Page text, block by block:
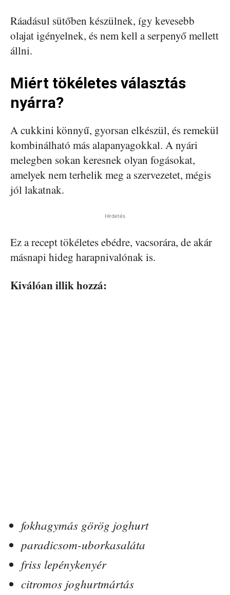
Ráadásul sütőben készülnek, így kevesebb
olajat igényelnek, és nem kell a serpenyő mellett
állni.
Miért tökéletes választás
nyárra?
A cukkini könnyű, gyorsan elkészül, és remekül
kombinálható más alapanyagokkal. A nyári
melegben sokan keresnek olyan fogásokat,
amelyek nem terhelik meg a szervezetet, mégis
jól lakatnak.
Hirdetés
Ez a recept tökéletes ebédre, vacsorára, de akár
másnapi hideg harapnivalónak is.
Kiválóan illik hozzá:
fokhagymás görög joghurt
paradicsom-uborkasaláta
friss lepénykenyér
citromos joghurtmártás